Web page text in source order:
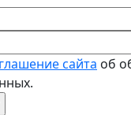
сайта об